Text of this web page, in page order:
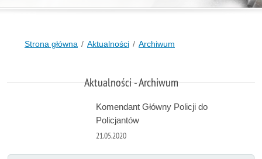
Strona główna Aktualności Archiwum
Aktualności - Archiwum
Komendant Główny Policji do
Policjantów
21.05.2020